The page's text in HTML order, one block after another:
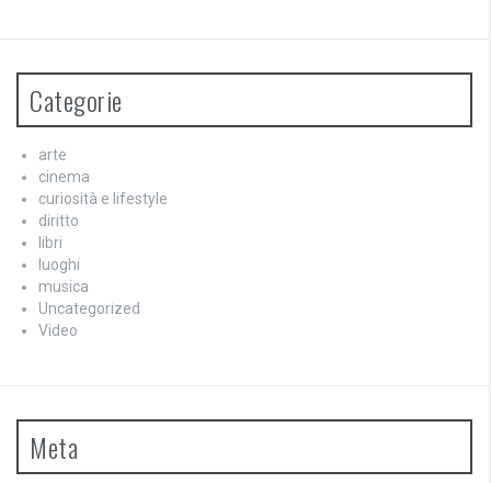
Categorie
arte
cinema
curiosità e lifestyle
diritto
libri
luoghi
musica
Uncategorized
Video
Meta